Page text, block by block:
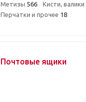
Метизы 566 Кисти, валики
Перчатки и прочее 18
Почтовые ящики